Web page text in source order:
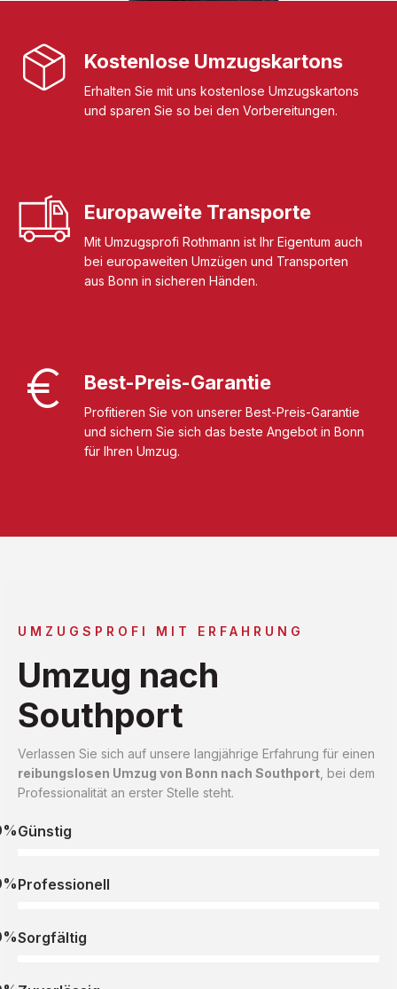
Kostenlose Umzugskartons
Erhalten Sie mit uns kostenlose Umzugskartons
und sparen Sie so bei den Vorbereitungen.
Europaweite Transporte
Mit Umzugsprofi Rothmann ist Ihr Eigentum auch
bei europaweiten Umzügen und Transporten
aus Bonn in sicheren Händen.
Best-Preis-Garantie
Profitieren Sie von unserer Best-Preis-Garantie
und sichern Sie sich das beste Angebot in Bonn
für Ihren Umzug.
UMZUGSPROFI MIT ERFAHRUNG
Umzug nach
Southport
Verlassen Sie sich auf unsere langjährige Erfahrung für einen
reibungslosen Umzug von Bonn nach Southport , bei dem
Professionalität an erster Stelle steht.
Günstig
Professionell
Sorgfältig